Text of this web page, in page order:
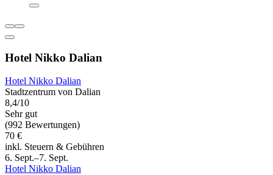
Hotel Nikko Dalian
Hotel Nikko Dalian
Stadtzentrum von Dalian
8,4/10
Sehr gut
(992 Bewertungen)
70 €
inkl. Steuern & Gebühren
6. Sept.–7. Sept.
Hotel Nikko Dalian